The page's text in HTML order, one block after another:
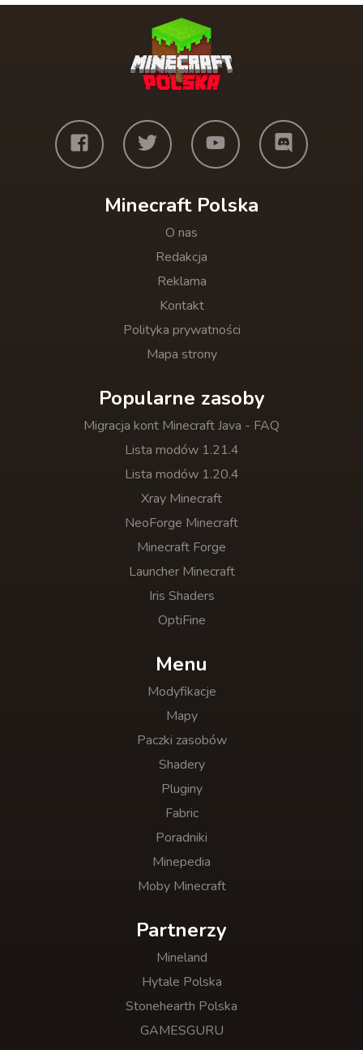
Minecraft Polska
O nas
Redakcja
Reklama
Kontakt
Polityka prywatności
Mapa strony
Popularne zasoby
Migracja kont Minecraft Java - FAQ
Lista modów 1.21.4
Lista modów 1.20.4
Xray Minecraft
NeoForge Minecraft
Minecraft Forge
Launcher Minecraft
Iris Shaders
OptiFine
Menu
Modyfikacje
Mapy
Paczki zasobów
Shadery
Pluginy
Fabric
Poradniki
Minepedia
Moby Minecraft
Partnerzy
Mineland
Hytale Polska
Stonehearth Polska
GAMESGURU